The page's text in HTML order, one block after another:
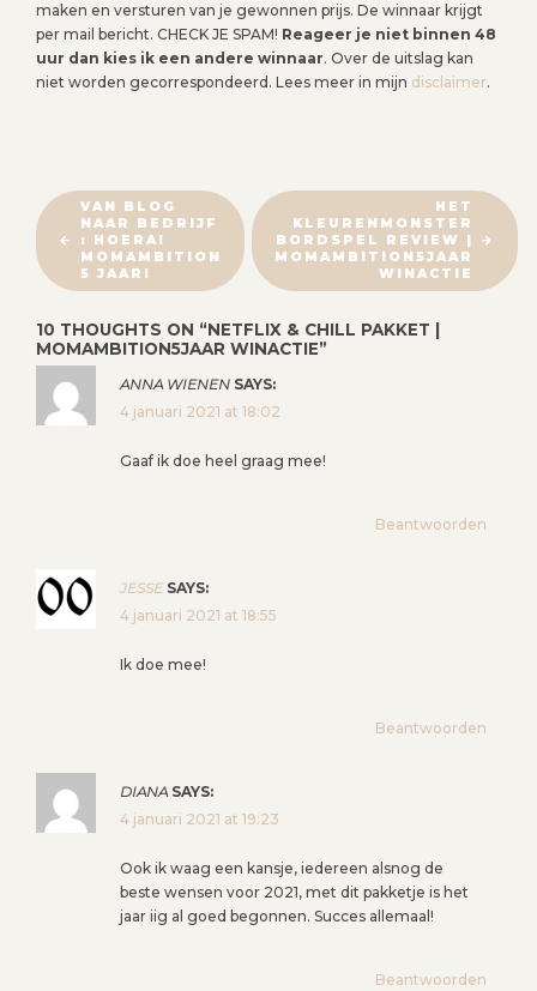
maken en versturen van je gewonnen prijs. De winnaar krijgt
per mail bericht. CHECK JE SPAM! Reageer je niet binnen 48
uur dan kies ik een andere winnaar. Over de uitslag kan
niet worden gecorrespondeerd. Lees meer in mijn disclaimer.
B
E
R
C
H
N
T
VAN BLOG
NAAR BEDRIJF
: HOERA!
MOMAMBITION
5 JAAR!
HET
KLEURENMONSTER
BORDSPEL REVIEW |
MOMAMBITION5JAAR
WINACTIE
10 THOUGHTS ON “NETFLIX & CHILL PAKKET |
MOMAMBITION5JAAR WINACTIE”
ANNA WIENEN SAYS:
4 januari 2021 at 18:02
Gaaf ik doe heel graag mee!
Beantwoorden
JESSE SAYS:
4 januari 2021 at 18:55
Ik doe mee!
Beantwoorden
DIANA SAYS:
4 januari 2021 at 19:23
Ook ik waag een kansje, iedereen alsnog de
beste wensen voor 2021, met dit pakketje is het
jaar iig al goed begonnen. Succes allemaal!
Beantwoorden